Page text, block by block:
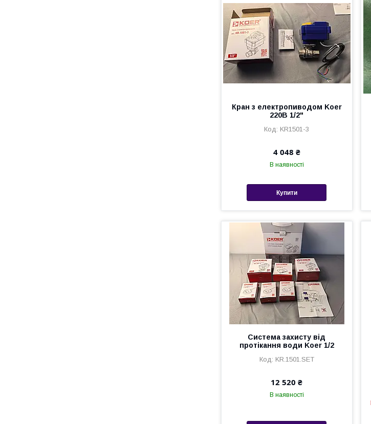
Кран з електропиводом Koer
220В 1/2"
KR1501-3
4 048 ₴
В наявності
Купити
Система захисту від
протікання води Koer 1/2
KR.1501.SET
12 520 ₴
В наявності